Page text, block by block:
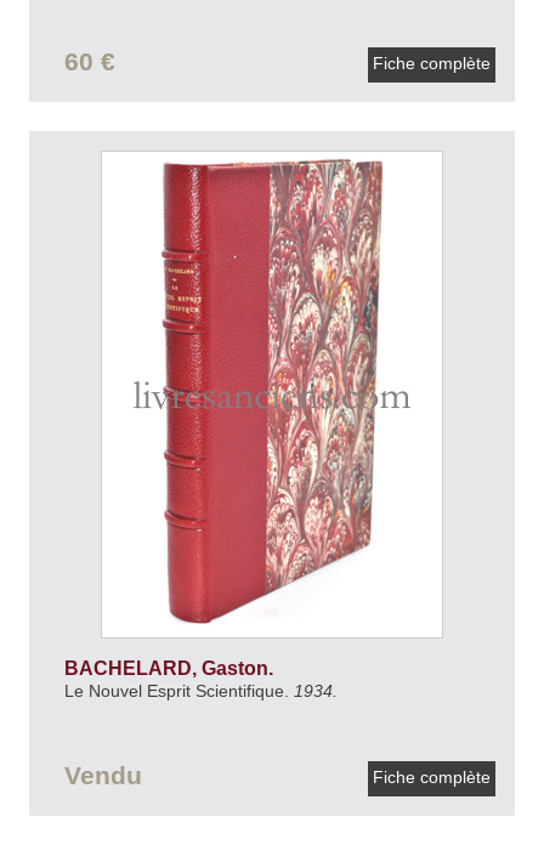
60 € Fiche complète
BACHELARD, Gaston.
Le Nouvel Esprit Scientifique. 1934.
Vendu Fiche complète